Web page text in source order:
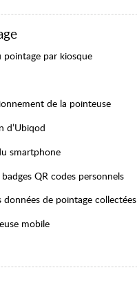
par kiosque
de la pointeuse
d’Ubiqod
smartphone
QR codes personnels
de pointage collectées
mobile